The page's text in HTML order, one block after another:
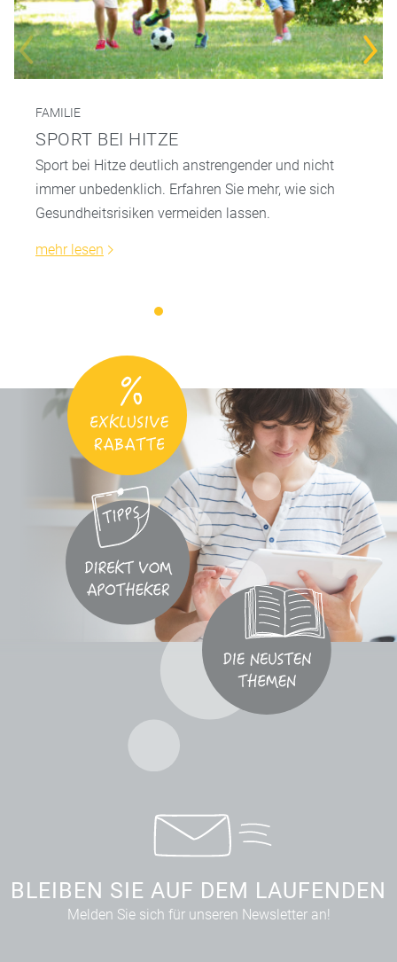
FAMILIE
SPORT BEI HITZE
Sport bei Hitze deutlich anstrengender und nicht
immer unbedenklich. Erfahren Sie mehr, wie sich
Gesundheitsrisiken vermeiden lassen.
mehr lesen
BLEIBEN SIE AUF DEM LAUFENDEN
Melden Sie sich für unseren Newsletter an!